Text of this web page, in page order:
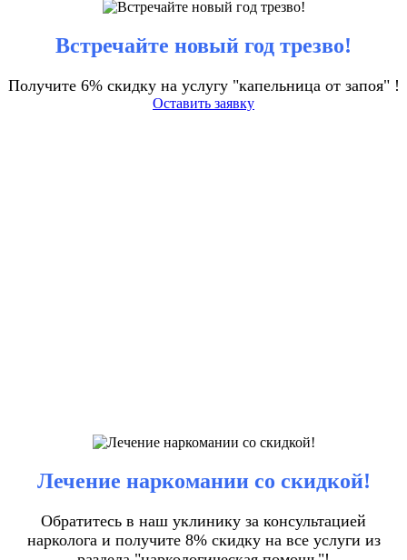
Встречайте новый год трезво!
Получите 6% скидку на услугу "капельница от запоя" !
Оставить заявку
Лечение наркомании со скидкой!
Обратитесь в наш уклинику за консультацией
нарколога и получите 8% скидку на все услуги из